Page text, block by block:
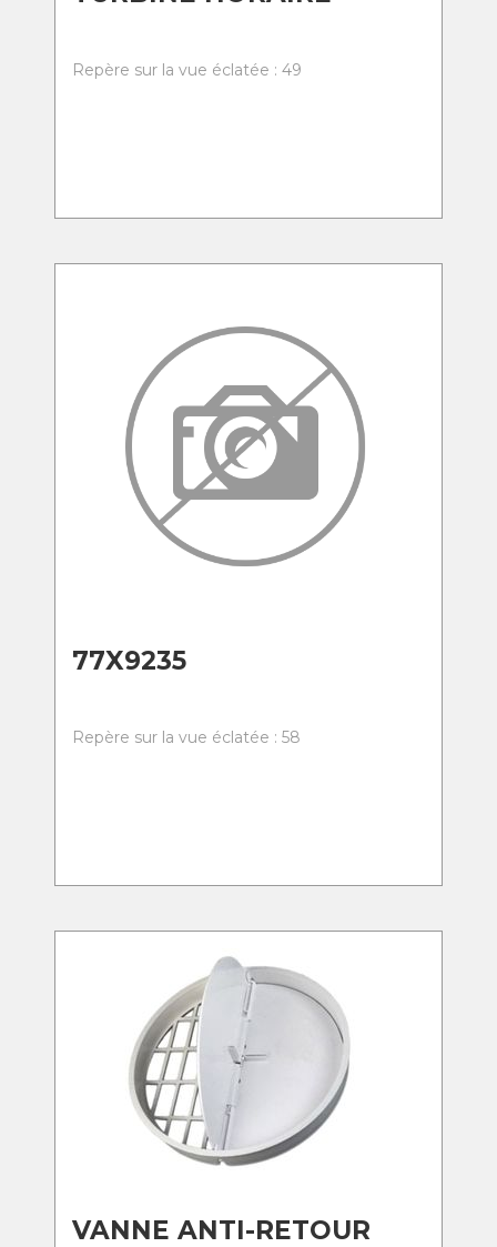
Repère sur la vue éclatée : 49
77X9235
Repère sur la vue éclatée : 58
VANNE ANTI-RETOUR